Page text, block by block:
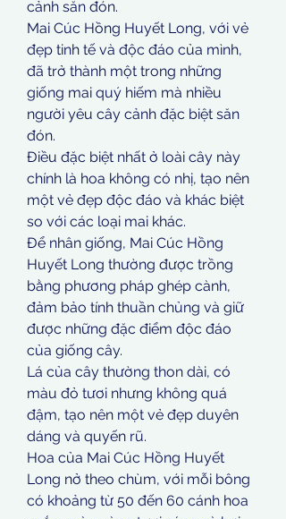
cảnh săn đón.
Mai Cúc Hồng Huyết Long, với vẻ
đẹp tinh tế và độc đáo của mình,
đã trở thành một trong những
giống mai quý hiếm mà nhiều
người yêu cây cảnh đặc biệt săn
đón.
Điều đặc biệt nhất ở loài cây này
chính là hoa không có nhị, tạo nên
một vẻ đẹp độc đáo và khác biệt
so với các loại mai khác.
Để nhân giống, Mai Cúc Hồng
Huyết Long thường được trồng
bằng phương pháp ghép cành,
đảm bảo tính thuần chủng và giữ
được những đặc điểm độc đáo
của giống cây.
Lá của cây thường thon dài, có
màu đỏ tươi nhưng không quá
đậm, tạo nên một vẻ đẹp duyên
dáng và quyến rũ.
Hoa của Mai Cúc Hồng Huyết
Long nở theo chùm, với mỗi bông
có khoảng từ 50 đến 60 cánh hoa